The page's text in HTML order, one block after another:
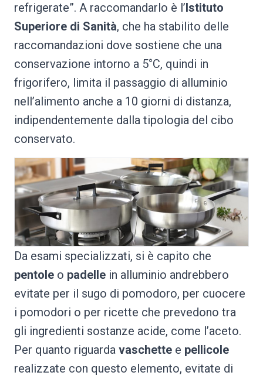
refrigerate”. A raccomandarlo è l’Istituto
Superiore di Sanità, che ha stabilito delle
raccomandazioni dove sostiene che una
conservazione intorno a 5°C, quindi in
frigorifero, limita il passaggio di alluminio
nell’alimento anche a 10 giorni di distanza,
indipendentemente dalla tipologia del cibo
conservato.
Da esami specializzati, si è capito che
pentole o padelle in alluminio andrebbero
evitate per il sugo di pomodoro, per cuocere
i pomodori o per ricette che prevedono tra
gli ingredienti sostanze acide, come l’aceto.
Per quanto riguarda vaschette e pellicole
realizzate con questo elemento, evitate di